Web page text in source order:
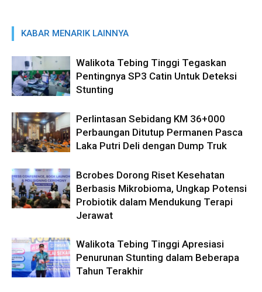
KABAR MENARIK LAINNYA
Walikota Tebing Tinggi Tegaskan
Pentingnya SP3 Catin Untuk Deteksi
Stunting
Perlintasan Sebidang KM 36+000
Perbaungan Ditutup Permanen Pasca
Laka Putri Deli dengan Dump Truk
Bcrobes Dorong Riset Kesehatan
Berbasis Mikrobioma, Ungkap Potensi
Probiotik dalam Mendukung Terapi
Jerawat
Walikota Tebing Tinggi Apresiasi
Penurunan Stunting dalam Beberapa
Tahun Terakhir